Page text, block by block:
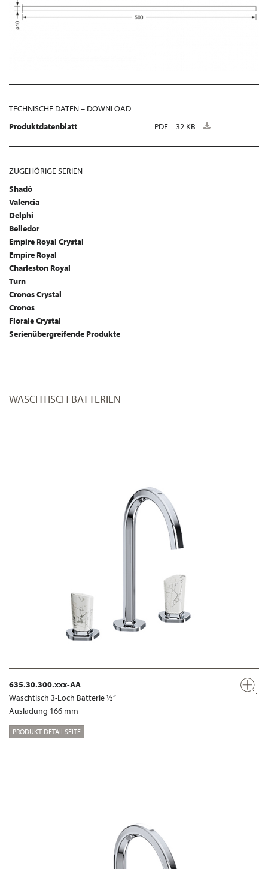
TECHNISCHE DATEN – DOWNLOAD
Produktdatenblatt
PDF 32 KB
ZUGEHÖRIGE SERIEN
Shadó
Valencia
Delphi
Belledor
Empire Royal Crystal
Empire Royal
Charleston Royal
Turn
Cronos Crystal
Cronos
Florale Crystal
Serienübergreifende Produkte
WASCHTISCH BATTERIEN
635.30.300.xxx-AA
Waschtisch 3-Loch Batterie ½“
Ausladung 166 mm
PRODUKT-DETAILSEITE